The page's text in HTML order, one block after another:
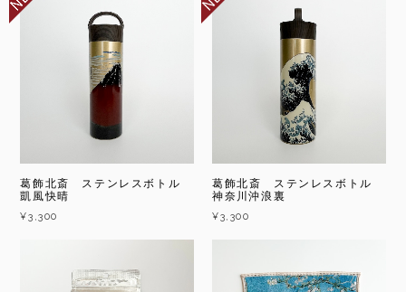
葛飾北斎 ステンレスボトル
凱風快晴
¥3,300
葛飾北斎 ステンレスボトル
神奈川沖浪裏
¥3,300